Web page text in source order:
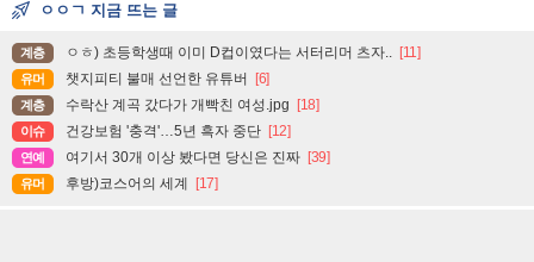
ㅇㅇㄱ 지금 뜨는 글
계층 ㅇㅎ) 초등학생때 이미 D컵이였다는 서터리머 츠자.. [11]
유머 챗지피티 불매 선언한 유튜버 [6]
계층 수락산 계곡 갔다가 개빡친 여성.jpg [18]
이슈 건강보험 '충격'…5년 흑자 중단 [12]
연예 여기서 30개 이상 봤다면 당신은 진짜 [39]
유머 후방)코스어의 세계 [17]